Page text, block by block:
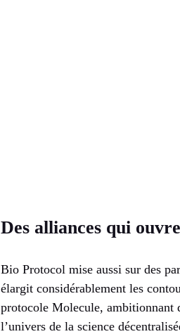
Des alliances qui
Bio Protocol mise aussi sur des
élargit considérablement les
protocole Molecule, ambitionnant
l’univers de la science